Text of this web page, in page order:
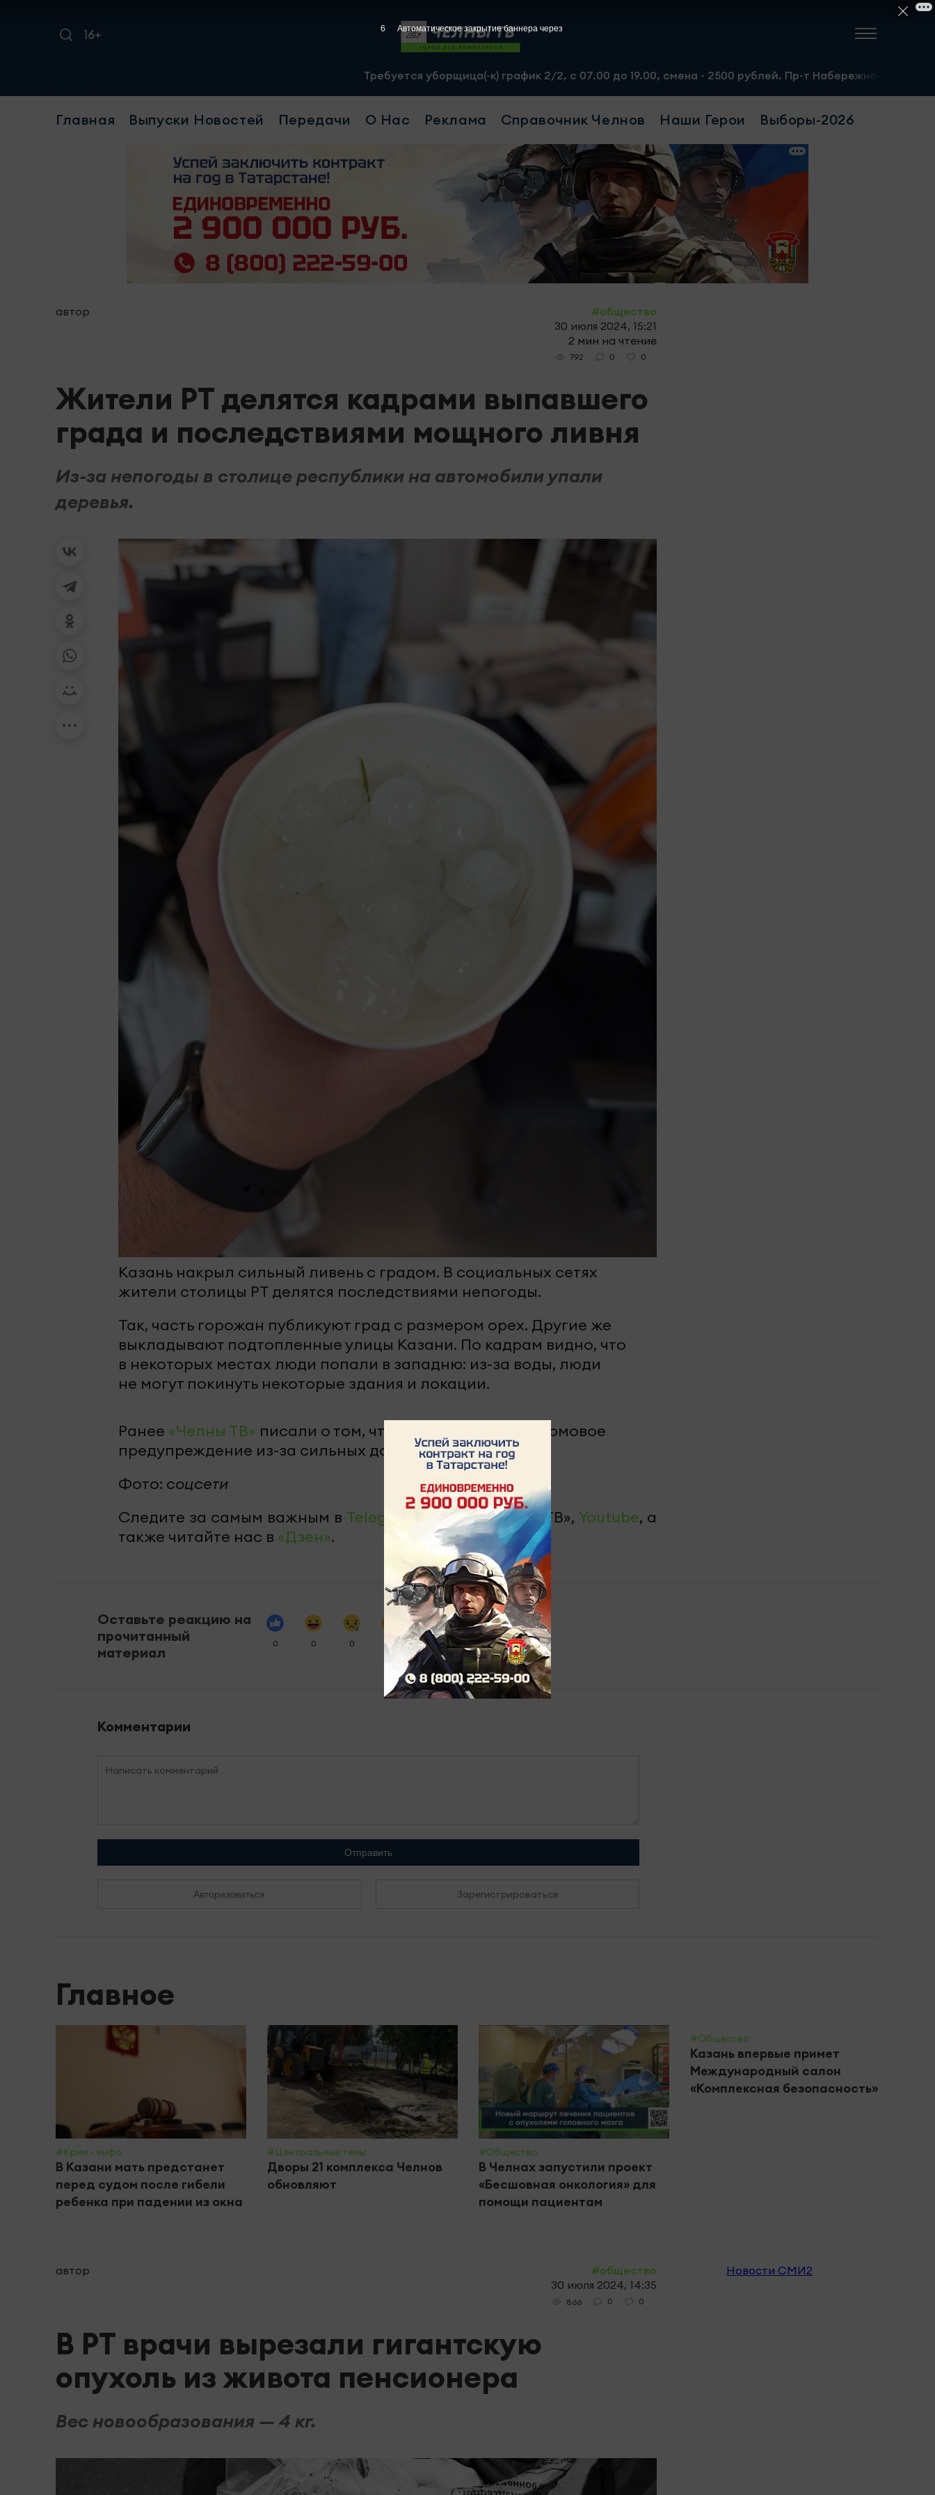
16+
Требуется уборщица(-к) график 2/2, с 07.00 до 19.00, смена - 2500 рублей. Пр-т Набережночелнинский, 13а. Тел.: 8-
Главная Выпуски Новостей Передачи О Нас Реклама Справочник Челнов Наши Герои Выборы-2026
автор
#общество
30 июля 2024, 15:21
2 мин на чтение
792 0 0
Жители РТ делятся кадрами выпавшего
града и последствиями мощного ливня
Из-за непогоды в столице республики на автомобили упали
деревья.
Казань накрыл сильный ливень с градом. В социальных сетях
жители столицы РТ делятся последствиями непогоды.
Так, часть горожан публикуют град с размером орех. Другие же
выкладывают подтопленные улицы Казани. По кадрам видно, что
в некоторых местах люди попали в западню: из-за воды, люди
не могут покинуть некоторые здания и локации.
Ранее «Челны ТВ» писали о том, что в РТ объявлено штормовое
предупреждение из-за сильных дождей и града.
Фото: соцсети
Следите за самым важным в Telegram-канале«Челны-ТВ», Youtube, а
также читайте нас в «Дзен».
Оставьте реакцию на
прочитанный
материал
0 0 0 0 0
Комментарии
Отправить
Авторизоваться Зарегистрироваться
Главное
#Крим - инфо
В Казани мать предстанет
перед судом после гибели
ребенка при падении из окна
#Центральные темы
Дворы 21 комплекса Челнов
обновляют
#Общество
В Челнах запустили проект
«Бесшовная онкология» для
помощи пациентам
#Общество
Казань впервые примет
Международный салон
«Комплексная безопасность»
автор
#общество
30 июля 2024, 14:35
866 0 0
В РТ врачи вырезали гигантскую
опухоль из живота пенсионера
Вес новообразования — 4 кг.
Новости СМИ2
4 Автоматическое закрытие баннера через